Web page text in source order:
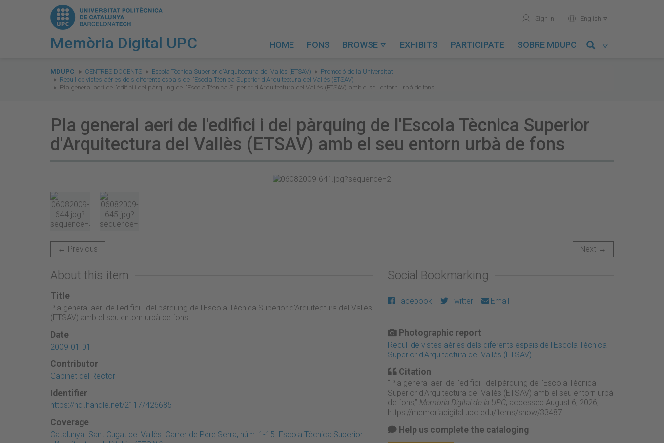
Memòria Digital UPC
user Sign in world English 
HOME FONS BROWSE  EXHIBITS PARTICIPATE SOBRE MDUPC 
are
here:
MDUPC CENTRES DOCENTS Escola Tècnica Superior d'Arquitectura del Vallès (ETSAV)
Promoció de la Universitat
Recull de vistes aèries dels diferents espais de l'Escola Tècnica Superior d'Arquitectura del Vallès (ETSAV)
Pla general aeri de l'edifici i del pàrquing de l'Escola Tècnica Superior d'Arquitectura del Vallès (ETSAV) amb el seu entorn urbà de fons
Pla general aeri de l'edifici i del pàrquing de l'Escola Tècnica Superior
d'Arquitectura del Vallès (ETSAV) amb el seu entorn urbà de fons
← Previous Next →
About this item
Title
Pla general aeri de l'edifici i del pàrquing de l'Escola Tècnica Superior d'Arquitectura del Vallès
(ETSAV) amb el seu entorn urbà de fons
Date
2009-01-01
Contributor
Gabinet del Rector
Identifier
https://hdl.handle.net/2117/426685
Coverage
Catalunya. Sant Cugat del Vallès. Carrer de Pere Serra, núm. 1-15. Escola Tècnica Superior
Social Bookmarking
Facebook Twitter Email
Photographic report
Recull de vistes aèries dels diferents espais de l'Escola Tècnica
Superior d'Arquitectura del Vallès (ETSAV)
Citation
“Pla general aeri de l'edifici i del pàrquing de l'Escola Tècnica
Superior d'Arquitectura del Vallès (ETSAV) amb el seu entorn urbà
de fons,” Memòria Digital de la UPC, accessed August 6, 2026,
https://memoriadigital.upc.edu/items/show/33487
Help us complete the cataloging